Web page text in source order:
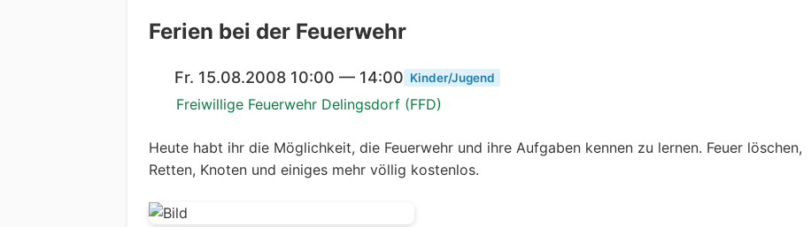
Ferien bei der Feuerwehr
Fr. 15.08.2008 10:00 — 14:00 Kinder/Jugend
Freiwillige Feuerwehr Delingsdorf (FFD)
Heute habt ihr die Möglichkeit, die Feuerwehr und ihre Aufgaben kennen zu lernen. Feuer löschen,
Retten, Knoten und einiges mehr völlig kostenlos.